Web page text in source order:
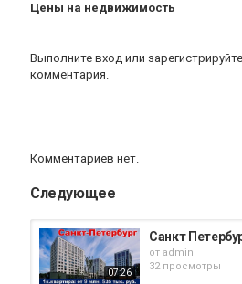
Цены на недвижимость
Выполните вход или
комментария.
Комментариев нет.
Следующее
07:26
Санкт
от admin
32 просмотры